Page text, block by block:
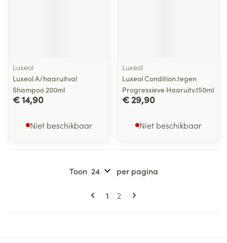
Luxeol
Luxeol A/haaruitval
Shampoo 200ml
€ 14,90
Niet beschikbaar
Luxeol
Luxeol Condition.tegen
Progressieve Haaruitv.150ml
€ 29,90
Niet beschikbaar
Pagina's
U lees momenteel pagina
1 Pagina
2
Toon per pagina